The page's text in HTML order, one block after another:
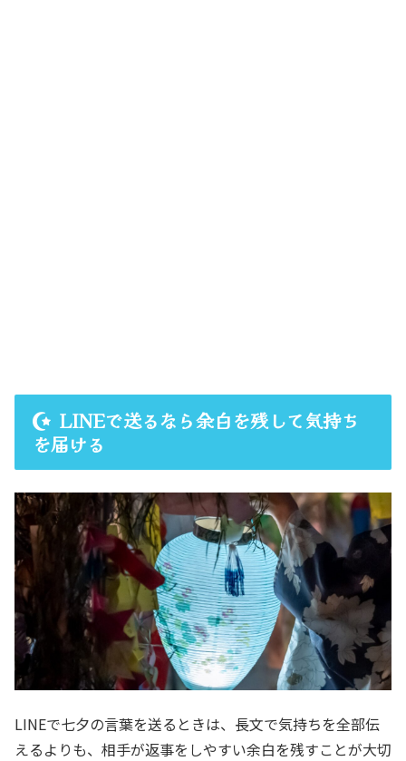
LINEで送るなら余白を残して気持ち
を届ける
LINEで七夕の言葉を送るときは、長文で気持ちを全部伝
えるよりも、相手が返事をしやすい余白を残すことが大切